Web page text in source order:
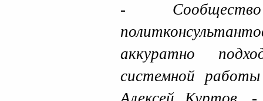
-
аккуратно
системной